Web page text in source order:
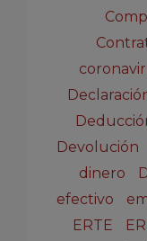
Devolución
dinero
efectivo
ERTE